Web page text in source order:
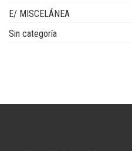
E/ MISCELÁNEA
Sin categoría